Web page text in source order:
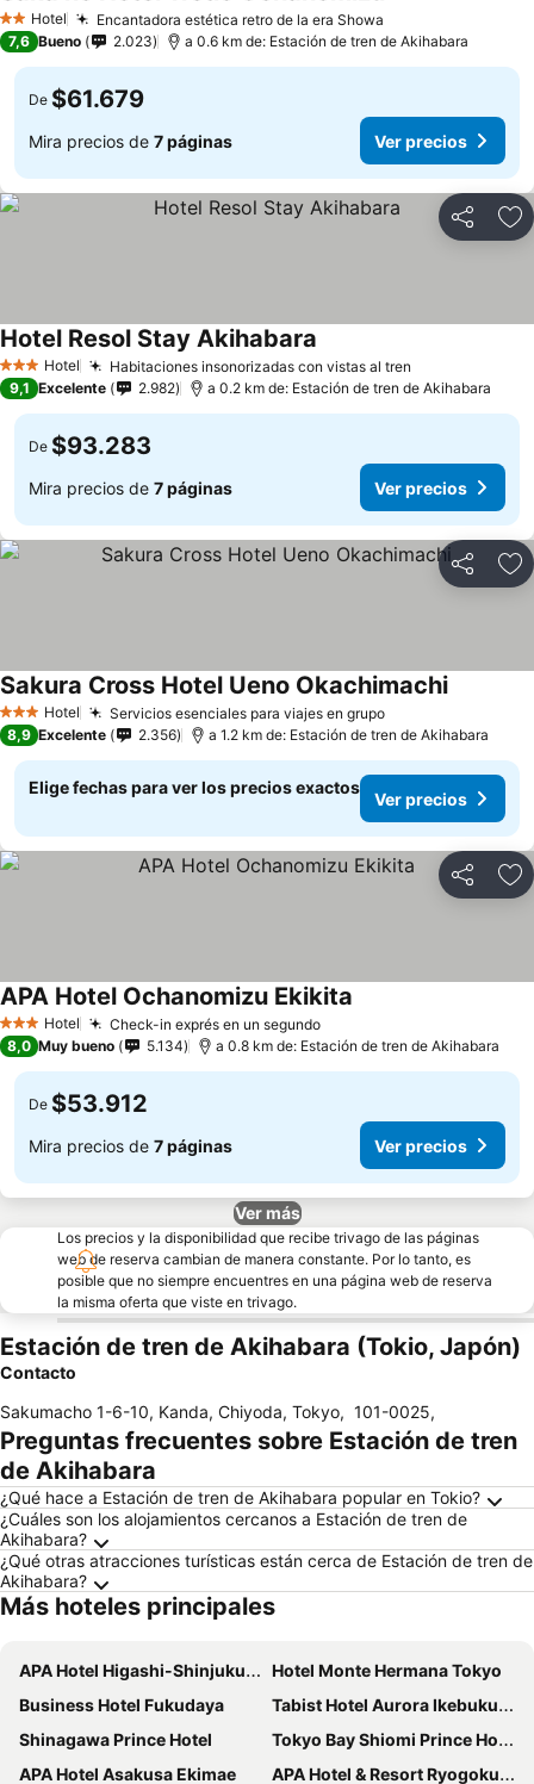
2 Estrellas
Hotel Encantadora estética retro de la era Showa
7,6 Bueno 2.023 a 0.6 km de: Estación de tren de Akihabara
De $61.679
Mira precios de 7 páginas Ver precios
Compartir
3 Estrellas
Hotel Habitaciones insonorizadas con vistas al tren
Hotel Resol Stay Akihabara
9,1 Excelente 2.982 a 0.2 km de: Estación de tren de Akihabara
De $93.283
Mira precios de 7 páginas Ver precios
Compartir
3 Estrellas
Hotel Servicios esenciales para viajes en grupo
Sakura Cross Hotel Ueno Okachimachi
8,9 Excelente 2.356 a 1.2 km de: Estación de tren de Akihabara
Elige fechas para ver los precios exactos
Ver precios
Compartir
3 Estrellas
Hotel Check-in exprés en un segundo
APA Hotel Ochanomizu Ekikita
8,0 Muy bueno 5.134 a 0.8 km de: Estación de tren de Akihabara
De $53.912
Mira precios de 7 páginas Ver precios
Ver más
Los precios y la disponibilidad que recibe trivago de las páginas
web de reserva cambian de manera constante. Por lo tanto, es
posible que no siempre encuentres en una página web de reserva
la misma oferta que viste en trivago.
Estación de tren de Akihabara (Tokio, Japón)
Contacto
Sakumacho 1-6-10, Kanda, Chiyoda, Tokyo, 101-0025,
Preguntas frecuentes sobre Estación de tren
de Akihabara
¿Qué hace a Estación de tren de Akihabara popular en Tokio?
¿Cuáles son los alojamientos cercanos a Estación de tren de
Akihabara?
¿Qué otras atracciones turísticas están cerca de Estación de tren de
Akihabara?
Más hoteles principales
APA Hotel Higashi-Shinjuku Kabukicho
Hotel Monte Hermana Tokyo
Business Hotel Fukudaya
Tabist Hotel Aurora Ikebukuro
Shinagawa Prince Hotel
Tokyo Bay Shiomi Prince Hotel
APA Hotel Asakusa Ekimae
APA Hotel & Resort Ryogoku Ekimae Tower